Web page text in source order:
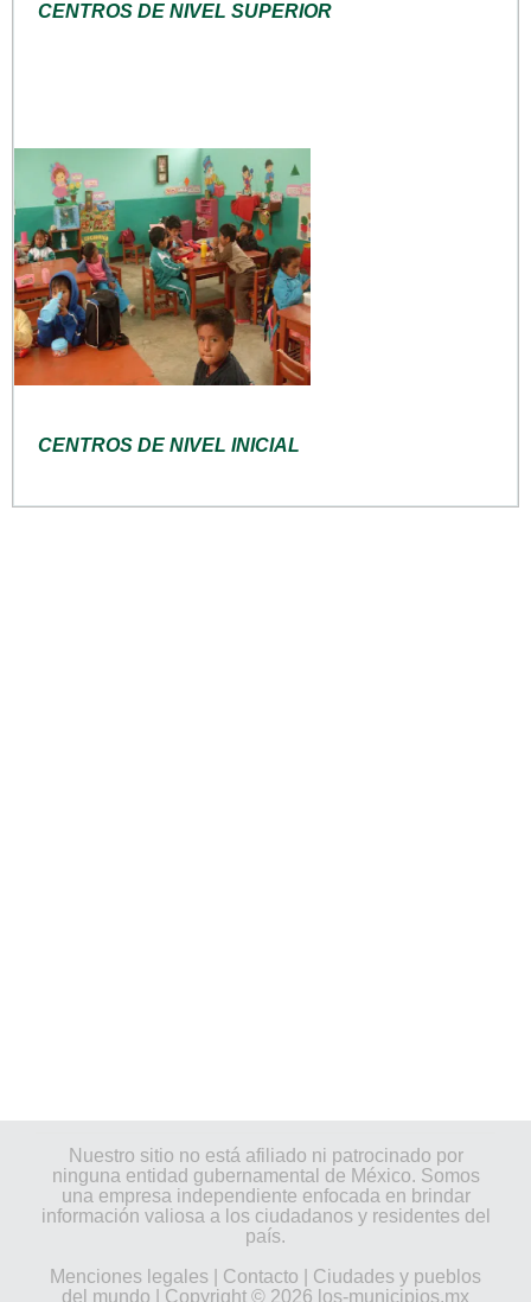
CENTROS DE NIVEL SUPERIOR
CENTROS DE NIVEL INICIAL
Nuestro sitio no está afiliado ni patrocinado por
ninguna entidad gubernamental de México. Somos
una empresa independiente enfocada en brindar
información valiosa a los ciudadanos y residentes del
país.
Menciones legales
Contacto
Ciudades y pueblos
del mundo | Copyright © 2026 los-municipios.mx